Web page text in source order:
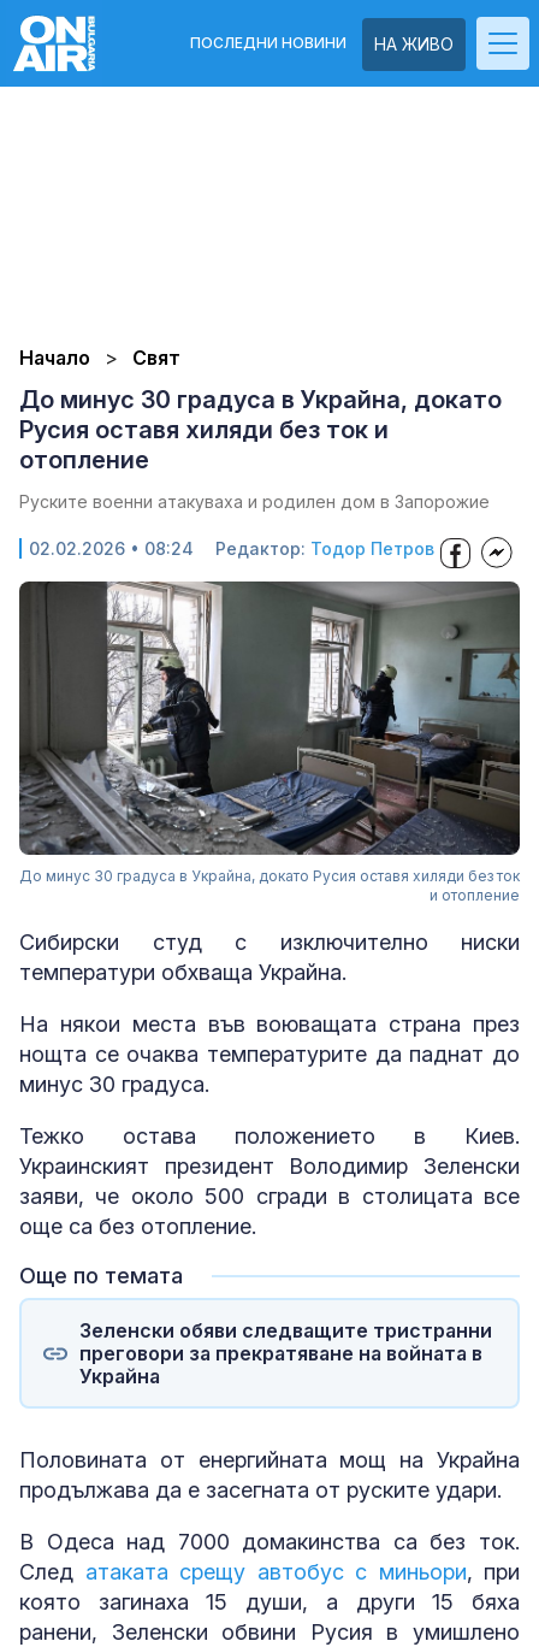
НА ЖИВО
ПОСЛЕДНИ НОВИНИ
Начало Свят
До минус 30 градуса в Украйна, докато
Русия оставя хиляди без ток и
отопление
Руските военни атакуваха и родилен дом в Запорожие
02.02.2026 • 08:24 Редактор: Тодор Петров
До минус 30 градуса в Украйна, докато Русия оставя хиляди без ток
и отопление
Сибирски студ с изключително ниски
температури обхваща Украйна.
На някои места във воюващата страна през
нощта се очаква температурите да паднат до
минус 30 градуса.
Тежко остава положението в Киев.
Украинският президент Володимир Зеленски
заяви, че около 500 сгради в столицата все
още са без отопление.
Още по темата
Зеленски обяви следващите тристранни
преговори за прекратяване на войната в
Украйна
Половината от енергийната мощ на Украйна
продължава да е засегната от руските удари.
В Одеса над 7000 домакинства са без ток.
След атаката срещу автобус с миньори, при
която загинаха 15 души, а други 15 бяха
ранени, Зеленски обвини Русия в умишлено